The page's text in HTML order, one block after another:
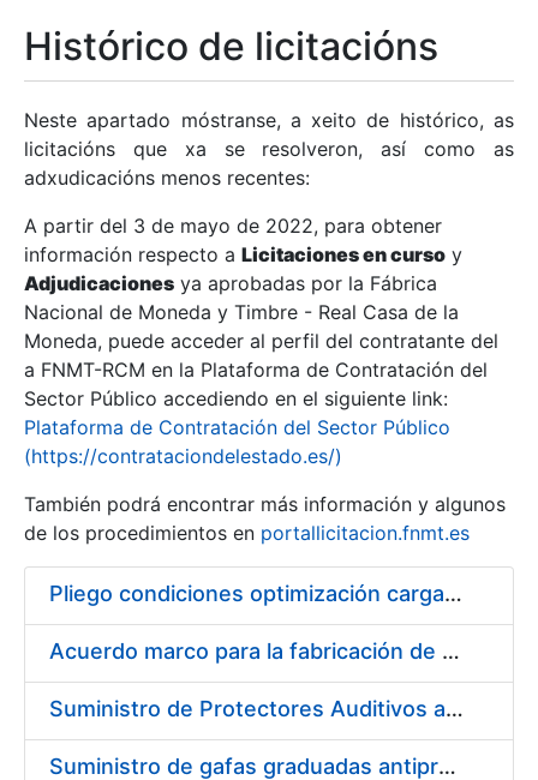
Mostrar/Ocultar
Mostrar/Ocultar
Mostrar/Ocultar
Mostrar/Ocultar
Histórico de licitacións
Neste apartado móstranse, a xeito de histórico, as
licitacións que xa se resolveron, así como as
adxudicacións menos recentes:
A partir del 3 de mayo de 2022, para obtener
información respecto a Licitaciones en curso y
Adjudicaciones ya aprobadas por la Fábrica
Nacional de Moneda y Timbre - Real Casa de la
Moneda, puede acceder al perfil del contratante del
a FNMT-RCM en la Plataforma de Contratación del
Sector Público accediendo en el siguiente link:
Plataforma de Contratación del Sector Público
(https://contrataciondelestado.es/)
También podrá encontrar más información y algunos
de los procedimientos en portallicitacion.fnmt.es
Pliego condiciones optimización cargas compras firmado
Acuerdo marco para la fabricación de piezas
Suministro de Protectores Auditivos a medida para las personas trabajadoras de los Centros de Trabajo de Madrid y Burgos
Suministro de gafas graduadas antiproyecciones para los trabajadores de la FNMT-RCM en los centros de trabajo de Madrid y Burgos